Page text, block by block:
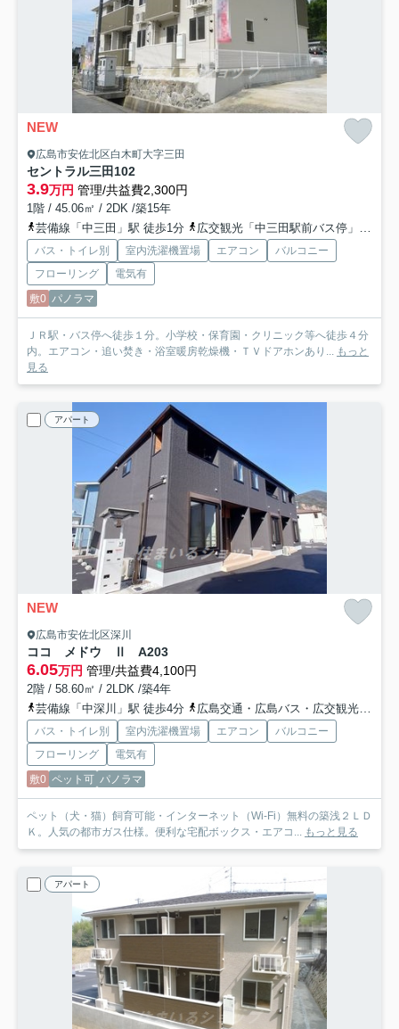
NEW
広島市安佐北区白木町大字三田
セントラル三田102
3.9万円 管理/共益費2,300円
1階 / 45.06㎡ / 2DK /築15年
芸備線「中三田」駅 徒歩1分
広交観光「中三田駅前バス停」バス停下車 徒歩1分
バス・トイレ別 室内洗濯機置場 エアコン
バルコニー
フローリング
電気有
敷0 パノラマ
ＪＲ駅・バス停へ徒歩１分。小学校・保育園・クリニック等へ徒歩４分
内。エアコン・追い焚き・浴室暖房乾燥機・ＴＶドアホンあり... もっと
見る
アパート
NEW
広島市安佐北区深川
ココ メドウ Ⅱ A203
6.05万円 管理/共益費4,100円
2階 / 58.60㎡ / 2LDK /築4年
芸備線「中深川」駅 徒歩4分
広島交通・広島バス・広交観光「高陽中学校前バス停」バス停下車 徒歩3分
バス・トイレ別 室内洗濯機置場 エアコン
バルコニー
フローリング
電気有
敷0 ペット可 パノラマ
ペット（犬・猫）飼育可能・インターネット（Wi-Fi）無料の築浅２ＬＤ
Ｋ。人気の都市ガス仕様。便利な宅配ボックス・エアコ... もっと見る
アパート